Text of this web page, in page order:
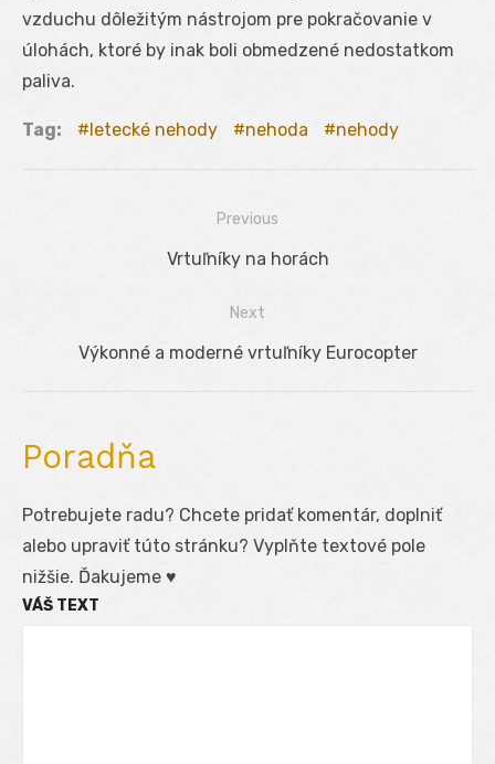
vzduchu dôležitým nástrojom pre pokračovanie v
úlohách, ktoré by inak boli obmedzené nedostatkom
paliva.
Tag: letecké nehody nehoda nehody
Navigácia
Previous
Previous
Vrtuľníky na horách
Next
Next
Výkonné a moderné vrtuľníky Eurocopter
Poradňa
Potrebujete radu? Chcete pridať komentár, doplniť
alebo upraviť túto stránku? Vyplňte textové pole
nižšie. Ďakujeme ♥
VÁŠ TEXT